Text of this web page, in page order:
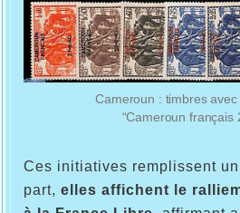
Cameroun : timbres
“Cameroun français
Ces initiatives remplissent
part, elles affichent le